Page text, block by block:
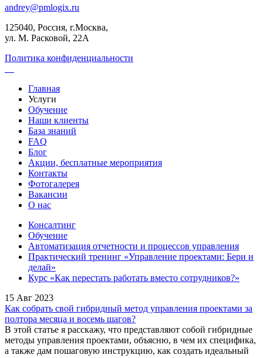
andrey@pmlogix.ru
125040, Россия, г.Москва,
ул. М. Расковой, 22А
Политика конфиденциальности
Главная
Услуги
Обучение
Наши клиенты
База знаний
FAQ
Блог
Акции, бесплатные мероприятия
Контакты
Фотогалерея
Вакансии
О нас
Консалтинг
Обучение
Автоматизация отчетности и процессов управления
Практический тренинг «Управление проектами: Бери и
делай»
Курс «Как перестать работать вместо сотрудников?»
15 Авг 2023
Как собрать свой гибридный метод управления проектами за
полтора месяца и восемь шагов?
В этой статье я расскажу, что представляют собой гибридные
методы управления проектами, объясню, в чем их специфика,
а также дам пошаговую инструкцию, как создать идеальный